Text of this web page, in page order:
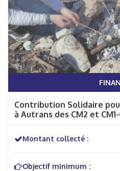
Contribution Solidaire
à Autrans des CM2 et
Montant collecté :
Objectif minimum :